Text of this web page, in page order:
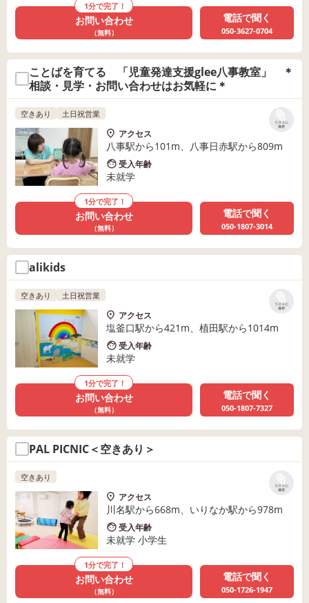
1分で完了！
お問い合わせ
（無料）
電話で聞く
050-3627-0704
ことばを育てる 「児童発達支援glee八事教室」 ＊
相談・見学・お問い合わせはお気軽に＊
リストに
保存
空きあり 土日祝営業
アクセス
八事駅から101m、八事日赤駅から809m
受入年齢
未就学
1分で完了！
お問い合わせ
（無料）
電話で聞く
050-1807-3014
alikids
リストに
保存
空きあり 土日祝営業
アクセス
塩釜口駅から421m、植田駅から1014m
受入年齢
未就学
1分で完了！
お問い合わせ
（無料）
電話で聞く
050-1807-7327
PAL PICNIC＜空きあり＞
リストに
保存
空きあり
アクセス
川名駅から668m、いりなか駅から978m
受入年齢
未就学 小学生
1分で完了！
お問い合わせ
（無料）
電話で聞く
050-1726-1947